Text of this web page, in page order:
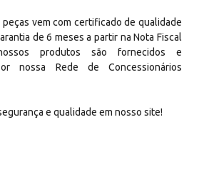
peças vem com certificado de qualidade
de 6 meses a partir na Nota Fiscal
produtos são fornecidos e
nossa Rede de Concessionários
e qualidade em nosso site!